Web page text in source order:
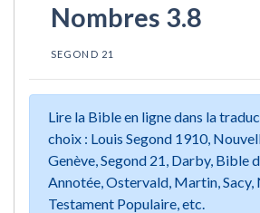
Nombres 3.8
SEGOND 21
Lire la Bible en ligne dans la
choix : Louis Segond 1910,
Genève, Segond 21, Darby, Bible
Annotée, Ostervald, Martin, Sacy,
Testament Populaire, etc.